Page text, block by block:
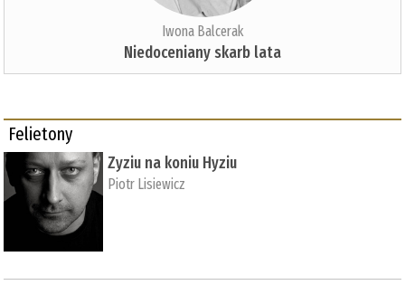
Iwona Balcerak
Niedoceniany skarb lata
Felietony
Zyziu na koniu Hyziu
Piotr Lisiewicz